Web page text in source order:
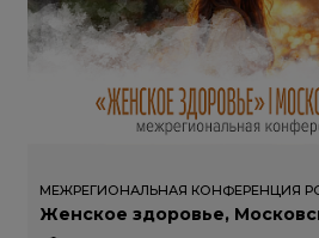
МЕЖРЕГИОНАЛЬНАЯ КОНФЕРЕНЦИЯ
Женское здоровье,